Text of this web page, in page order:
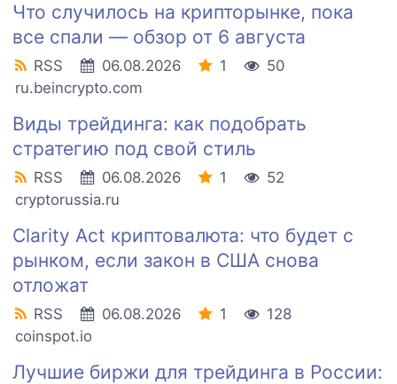
Что случилось на крипторынке, пока
все спали — обзор от 6 августа
RSS 06.08.2026 1
50
ru.beincrypto.com
Виды трейдинга: как подобрать
стратегию под свой стиль
RSS 06.08.2026 1
52
cryptorussia.ru
Clarity Act криптовалюта: что будет с
рынком, если закон в США снова
отложат
RSS 06.08.2026 1
128
coinspot.io
Лучшие биржи для трейдинга в России: